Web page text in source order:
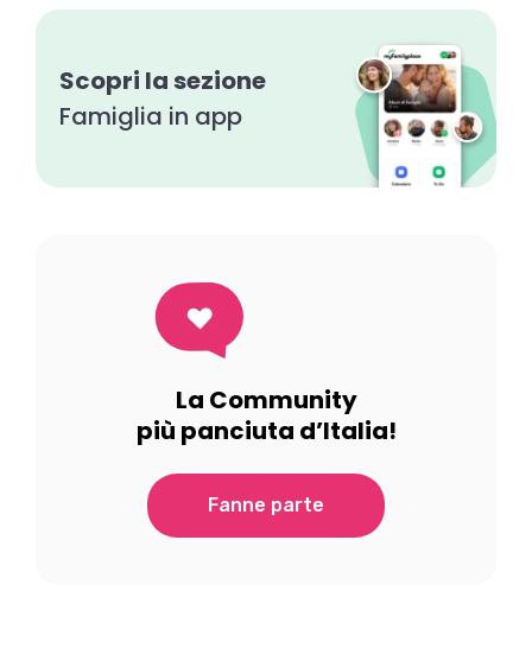
Scopri la sezione
Famiglia in app
La Community
più panciuta d’Italia!
Fanne parte